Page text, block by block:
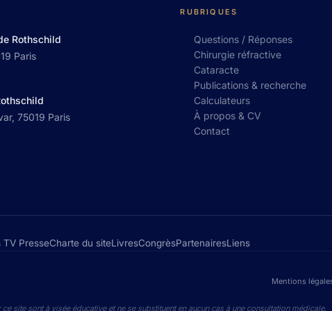
Rothschild
Paris
75019 Paris
RUBRIQUES
Questions / Réponses
Chirurgie réfractive
Cataracte
Publications & recherche
Calculateurs
À propos & CV
Contact
TV PresseCharte du siteLivresCongrèsPartenairesLiens
Mentions
site sont à visée éducative et ne se substituent en aucun cas à une consultation médicale.